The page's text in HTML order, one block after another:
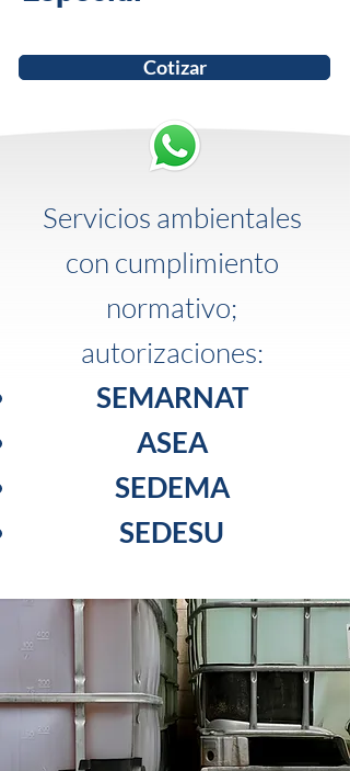
Cotizar
Servicios ambientales
con cumplimiento
normativo;
autorizaciones:
SEMARNAT
ASEA
SEDEMA
SEDESU